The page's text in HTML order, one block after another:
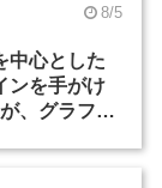
8/5
中心とした
ンを手がけ
、グラフィ